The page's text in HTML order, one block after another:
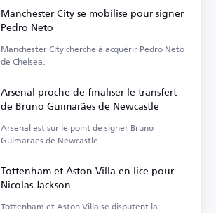
Manchester City se mobilise pour signer
Pedro Neto
Manchester City cherche à acquérir Pedro Neto
de Chelsea.
Arsenal proche de finaliser le transfert
de Bruno Guimarães de Newcastle
Arsenal est sur le point de signer Bruno
Guimarães de Newcastle.
Tottenham et Aston Villa en lice pour
Nicolas Jackson
Tottenham et Aston Villa se disputent la